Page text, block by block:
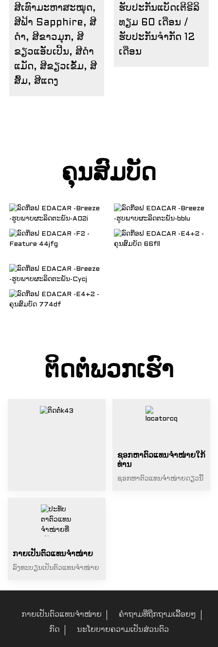
ສີເທົາມະຫາສະໝຸດ,
ສີຟ້າ Sapphire, ສີ
ດຳ, ສີຂາວມຸກ, ສີ
ຂຽວແອັບເປີ້ນ, ສີດຳ
ແມັດ, ສີຂຽວເຂັ້ມ, ສີ
ສົ້ມ, ສີແດງ
ຮັບປະກັນແບັດເຕີຣີລິ
ທຽມ 60 ເດືອນ /
ຮັບປະກັນຈຳກັດ 12
ເດືອນ
ຄຸນສົມບັດ
ຕິດຕໍ່ພວກເຮົາ
ຊອກຫາຕົວແທນຈຳໜ່າຍໃກ້
ທ່ານ
ຊອກຫາຕົວແທນຈຳໜ່າຍດຽວນີ້
ກາຍເປັນຕົວແທນຈຳໜ່າຍ
ລົງທະບຽນເປັນຕົວແທນຈຳໜ່າຍ
ກາຍເປັນຕົວແທນຈຳໜ່າຍ ຄຳຖາມທີ່ຖືກຖາມເລື້ອຍໆ
ກົດ ນະໂຍບາຍຄວາມເປັນສ່ວນຕົວ